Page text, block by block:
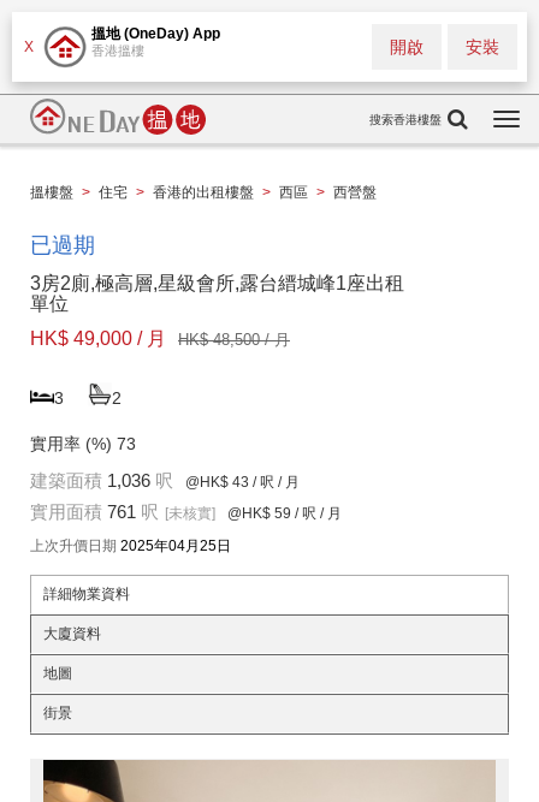
X
搵地 (OneDay) App
香港搵樓 安裝
開啟
搜索香港樓盤
搵樓盤 > 住宅 > 香港的出租樓盤 > 西區 > 西營盤
已過期
3房2廁,極高層,星級會所,露台縉城峰1座出租
單位
HK$ 49,000 / 月
HK$ 48,500 / 月
3 2
實用率 (%) 73
建築面積 1,036 呎 @HK$ 43 / 呎 / 月
實用面積 761 呎 [未核實] @HK$ 59 / 呎 / 月
上次升價日期 2025年04月25日
詳細物業資料
大廈資料
地圖
街景